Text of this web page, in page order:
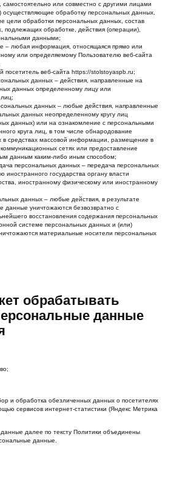
или совместно с другими лицами
обработку персональных данных,
цели обработки персональных данных, состав
подлежащих обработке, действия (операции),
данными;
– любая информация, относящаяся прямо или
или определяемому Пользователю веб-сайта
посетитель веб-сайта https://stolstoyaspb.ru;
данных – действия, направленные на
данных определенному лицу или
данных – любые действия, направленные
данных неопределенному кругу лиц
данных) или на ознакомление с персональными
круга лиц, в том числе обнародование
в средствах массовой информации, размещение в
сетях или предоставление
данным каким-либо иным способом;
персональных данных – передача персональных
иностранного государства органу власти
иностранному физическому или иностранному
данных – любые действия, в результате
данные уничтожаются безвозвратно с
восстановления содержания персональных
системе персональных данных и (или)
материальные носители персональных
обрабатывать
данные
и обработка обезличенных данных о посетителях
сервисов интернет-статистики (Яндекс Метрика
далее по тексту Политики объединены
данные.